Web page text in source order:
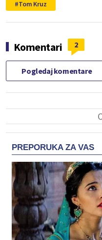
Tom Kruz
Komentari 2
Pogledaj komentare
PREPORUKA ZA VAS